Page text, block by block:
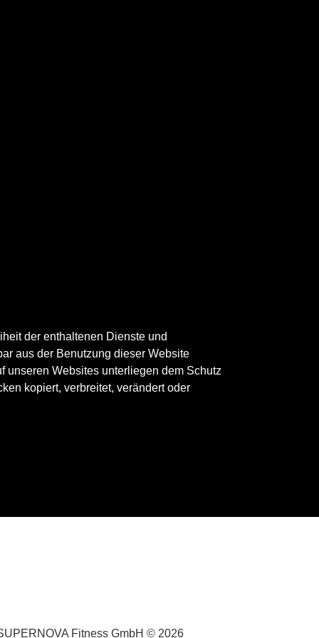
der enthaltenen Dienste und
aus der Benutzung dieser Website
unseren Websites unterliegen dem Schutz
kopiert, verbreitet, verändert oder
Fitness GmbH © 2026